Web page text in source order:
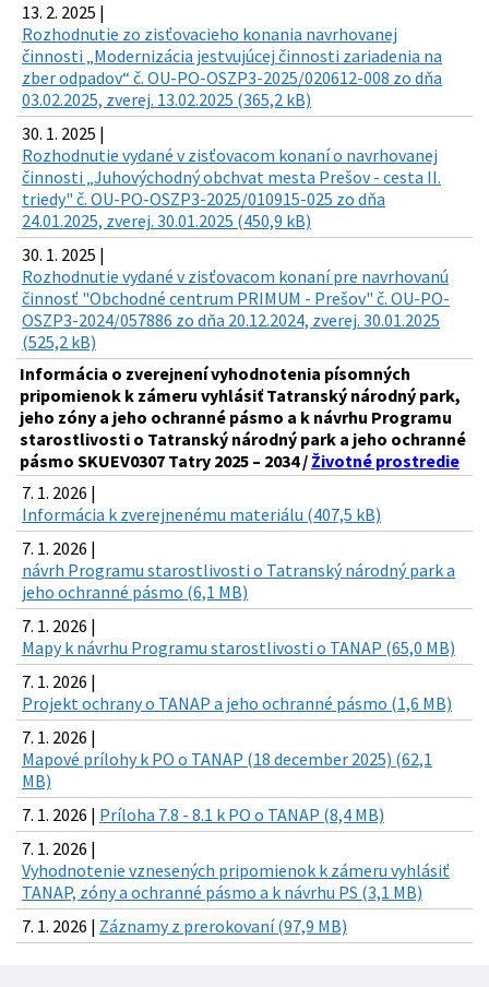
13. 2. 2025 |
Rozhodnutie zo zisťovacieho konania navrhovanej
činnosti „Modernizácia jestvujúcej činnosti zariadenia na
zber odpadov“ č. OU-PO-OSZP3-2025/020612-008 zo dňa
03.02.2025, zverej. 13.02.2025 (365,2 kB)
30. 1. 2025 |
Rozhodnutie vydané v zisťovacom konaní o navrhovanej
činnosti „Juhovýchodný obchvat mesta Prešov - cesta II.
triedy" č. OU-PO-OSZP3-2025/010915-025 zo dňa
24.01.2025, zverej. 30.01.2025 (450,9 kB)
30. 1. 2025 |
Rozhodnutie vydané v zisťovacom konaní pre navrhovanú
činnosť "Obchodné centrum PRIMUM - Prešov" č. OU-PO-
OSZP3-2024/057886 zo dňa 20.12.2024, zverej. 30.01.2025
(525,2 kB)
Informácia o zverejnení vyhodnotenia písomných
pripomienok k zámeru vyhlásiť Tatranský národný park,
jeho zóny a jeho ochranné pásmo a k návrhu Programu
starostlivosti o Tatranský národný park a jeho ochranné
pásmo SKUEV0307 Tatry 2025 – 2034 / Životné prostredie
7. 1. 2026 |
Informácia k zverejnenému materiálu (407,5 kB)
7. 1. 2026 |
návrh Programu starostlivosti o Tatranský národný park a
jeho ochranné pásmo (6,1 MB)
7. 1. 2026 |
Mapy k návrhu Programu starostlivosti o TANAP (65,0 MB)
7. 1. 2026 |
Projekt ochrany o TANAP a jeho ochranné pásmo (1,6 MB)
7. 1. 2026 |
Mapové prílohy k PO o TANAP (18 december 2025) (62,1
MB)
7. 1. 2026 | Príloha 7.8 - 8.1 k PO o TANAP (8,4 MB)
7. 1. 2026 |
Vyhodnotenie vznesených pripomienok k zámeru vyhlásiť
TANAP, zóny a ochranné pásmo a k návrhu PS (3,1 MB)
7. 1. 2026 | Záznamy z prerokovaní (97,9 MB)